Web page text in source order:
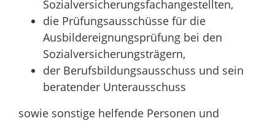
Sozialversicherungsfachangestellten,
die Prüfungsausschüsse für die
Ausbildereignungsprüfung bei den
Sozialversicherungsträgern,
der Berufsbildungsausschuss und sein
beratender Unterausschuss
sowie sonstige helfende Personen und